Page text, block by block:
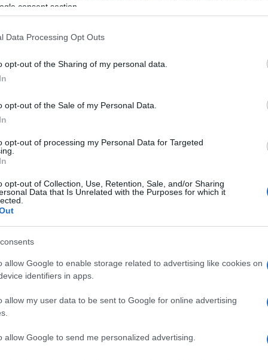
consent section.
Data Processing Opt Outs
opt-out of the Sharing of my personal data.
opt-out of the Sale of my Personal Data.
opt-out of processing my Personal Data for Targeted
opt-out of Collection, Use, Retention, Sale, and/or Sharing
Data that Is Unrelated with the Purposes for which it
allow Google to enable storage related to advertising like cookies on
identifiers in apps.
allow my user data to be sent to Google for online advertising
allow Google to send me personalized advertising.
καλύτερο «Οικογενειακό
την πρώτη θέση στην κατηγορία «Οικογενειακό
iV και OCTAVIA: Νέες βραβεύσεις
για τα Škoda ENYAQ iV και OCTAVIA, στα “Best Cars
διοργανώνει το γερμανικό περιοδικό αυτοκινήτου “auto...
Scout, το νέο sportswagon
OCTAVIA εμπλουτίζεται με την έκδοση Scout, αποκλειστικά
για άνετα ταξίδια ασχέτως καιρού και προορισμού. Με